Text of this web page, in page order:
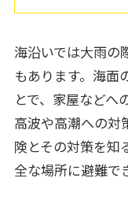
海沿いでは大雨の
もあります。海面
とで、家屋などへ
高波や高潮への対
険とその対策を知
全な場所に避難で